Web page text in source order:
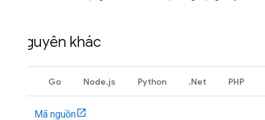
Tài nguyên khác
Go Node.js Python .Net PHP
Mã nguồn